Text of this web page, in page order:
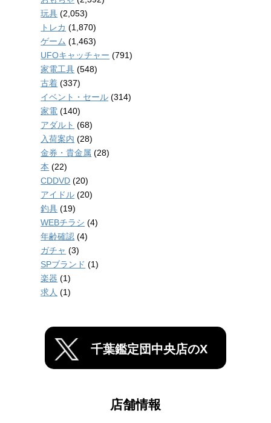
玩具 (2,053)
トレカ (1,870)
ゲーム (1,463)
UFOキャッチャー (791)
家電工具 (548)
古着 (337)
イベント・セール (314)
家電 (140)
アダルト (68)
入荷案内 (28)
金券・貴金属 (28)
本 (22)
CDDVD (20)
アイドル (20)
釣具 (19)
WEBチラシ (4)
年齢確認 (4)
ガチャ (3)
SPブランド (1)
楽器 (1)
求人 (1)
千葉鑑定団中央店のX
店舗情報